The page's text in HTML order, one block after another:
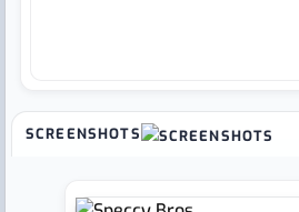
SCREENSHOTS